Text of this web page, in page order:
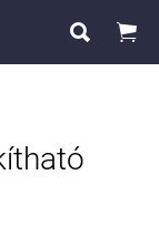
 